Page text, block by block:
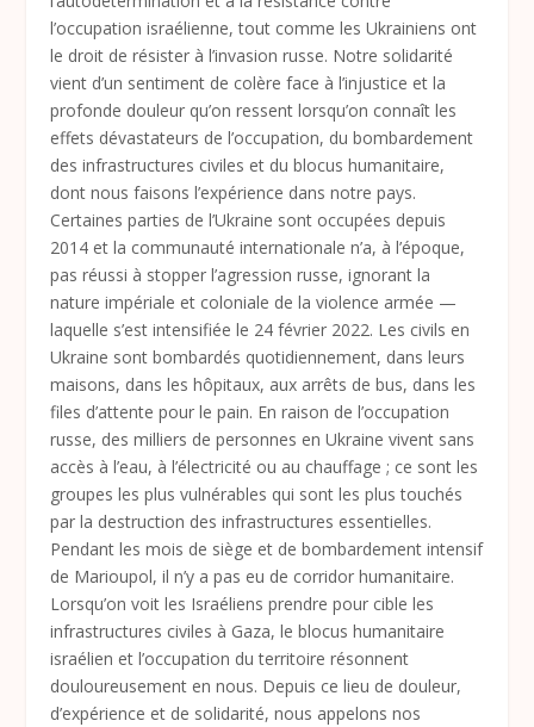
l’occupation israélienne, tout comme les Ukrainiens ont
le droit de résister à l’invasion russe. Notre solidarité
vient d’un sentiment de colère face à l’injustice et la
profonde douleur qu’on ressent lorsqu’on connaît les
effets dévastateurs de l’occupation, du bombardement
des infrastructures civiles et du blocus humanitaire,
dont nous faisons l’expérience dans notre pays.
Certaines parties de l’Ukraine sont occupées depuis
2014 et la communauté internationale n’a, à l’époque,
pas réussi à stopper l’agression russe, ignorant la
nature impériale et coloniale de la violence armée —
laquelle s’est intensifiée le 24 février 2022. Les civils en
Ukraine sont bombardés quotidiennement, dans leurs
maisons, dans les hôpitaux, aux arrêts de bus, dans les
files d’attente pour le pain. En raison de l’occupation
russe, des milliers de personnes en Ukraine vivent sans
accès à l’eau, à l’électricité ou au chauffage ; ce sont les
groupes les plus vulnérables qui sont les plus touchés
par la destruction des infrastructures essentielles.
Pendant les mois de siège et de bombardement intensif
de Marioupol, il n’y a pas eu de corridor humanitaire.
Lorsqu’on voit les Israéliens prendre pour cible les
infrastructures civiles à Gaza, le blocus humanitaire
israélien et l’occupation du territoire résonnent
douloureusement en nous. Depuis ce lieu de douleur,
d’expérience et de solidarité, nous appelons nos